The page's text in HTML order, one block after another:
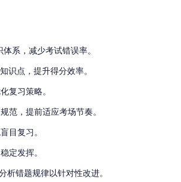
系，减少考试错误率。
识点，提升得分效率。
复习策略。
范，提前适应考场节奏。
目复习。
定发挥。
错题规律以针对性改进。